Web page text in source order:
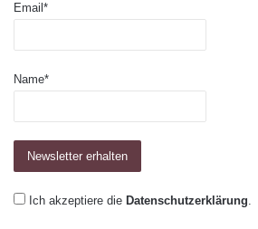
Email*
Name*
Ich akzeptiere die Datenschutzerklärung.